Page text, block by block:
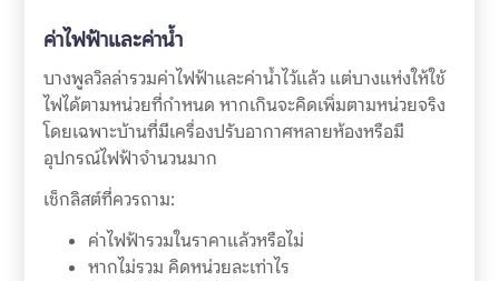
ค่าไฟฟ้าและค่าน้ำ
บางพูลวิลล่ารวมค่าไฟฟ้าและค่าน้ำไว้แล้ว แต่บางแห่งให้ใช้
ไฟได้ตามหน่วยที่กำหนด หากเกินจะคิดเพิ่มตามหน่วยจริง
โดยเฉพาะบ้านที่มีเครื่องปรับอากาศหลายห้องหรือมี
อุปกรณ์ไฟฟ้าจำนวนมาก
เช็กลิสต์ที่ควรถาม:
ค่าไฟฟ้ารวมในราคาแล้วหรือไม่
หากไม่รวม คิดหน่วยละเท่าไร